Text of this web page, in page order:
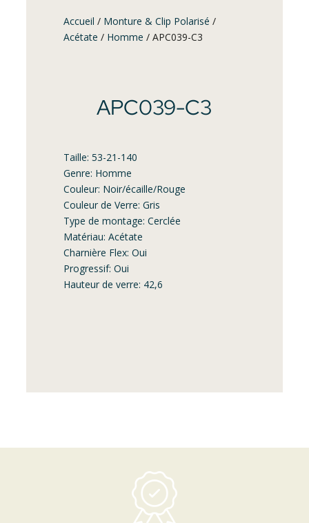
Accueil / Monture & Clip Polarisé /
Acétate / Homme / APC039-C3
APC039-C3
Taille: 53-21-140
Genre: Homme
Couleur: Noir/écaille/Rouge
Couleur de Verre: Gris
Type de montage: Cerclée
Matériau: Acétate
Charnière Flex: Oui
Progressif: Oui
Hauteur de verre: 42,6